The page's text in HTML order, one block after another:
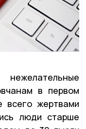
в первом
всего жертвами
люди старше